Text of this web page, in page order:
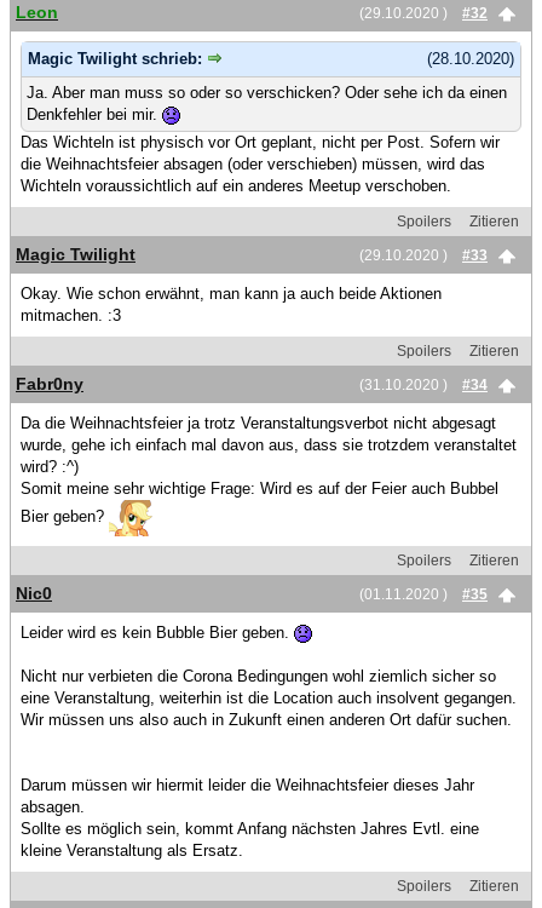
(29.10.2020 )
#32
Leon
(28.10.2020)
Magic Twilight schrieb:
Ja. Aber man muss so oder so verschicken? Oder sehe ich da einen
Denkfehler bei mir.
Das Wichteln ist physisch vor Ort geplant, nicht per Post. Sofern wir
die Weihnachtsfeier absagen (oder verschieben) müssen, wird das
Wichteln voraussichtlich auf ein anderes Meetup verschoben.
Spoilers
Zitieren
(29.10.2020 )
#33
Magic Twilight
Okay. Wie schon erwähnt, man kann ja auch beide Aktionen
mitmachen. :3
Spoilers
Zitieren
(31.10.2020 )
#34
Fabr0ny
Da die Weihnachtsfeier ja trotz Veranstaltungsverbot nicht abgesagt
wurde, gehe ich einfach mal davon aus, dass sie trotzdem veranstaltet
wird? :^)
Somit meine sehr wichtige Frage: Wird es auf der Feier auch Bubbel
Bier geben?
Spoilers
Zitieren
(01.11.2020 )
#35
Nic0
Leider wird es kein Bubble Bier geben.
Nicht nur verbieten die Corona Bedingungen wohl ziemlich sicher so
eine Veranstaltung, weiterhin ist die Location auch insolvent gegangen.
Wir müssen uns also auch in Zukunft einen anderen Ort dafür suchen.
Darum müssen wir hiermit leider die Weihnachtsfeier dieses Jahr
absagen.
Sollte es möglich sein, kommt Anfang nächsten Jahres Evtl. eine
kleine Veranstaltung als Ersatz.
Spoilers
Zitieren